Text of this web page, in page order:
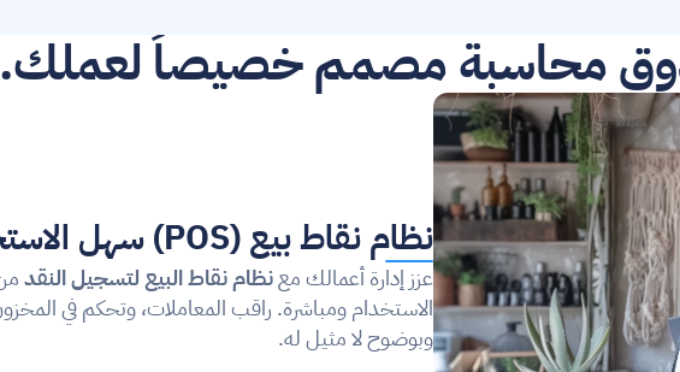
محاسبة مصمم خصيصاً لعملك.
نظام نقاط بيع (POS) سهل الاستخدام.
عزز إدارة أعمالك مع نظام نقاط البيع لتسجيل النقد
وبوضوح لا مثيل له.